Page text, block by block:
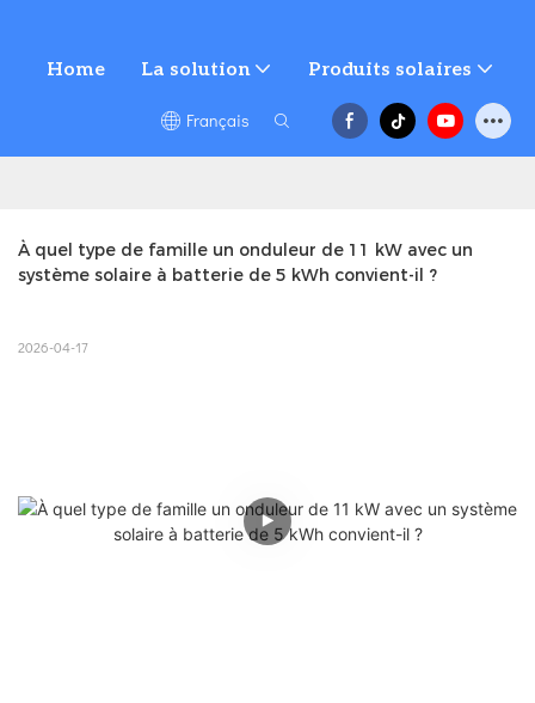
Home La solution Produits solaires
Français
À quel type de famille un onduleur de 11 kW avec un
système solaire à batterie de 5 kWh convient-il ?
2026-04-17